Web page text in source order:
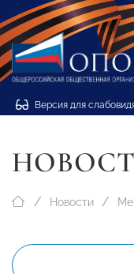
Версия для
Новости